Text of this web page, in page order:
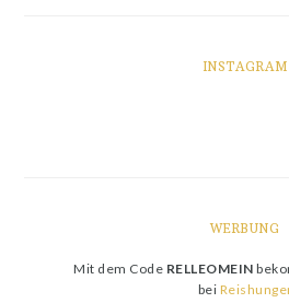
INSTAGRAM
WERBUNG
Mit dem Code RELLEOMEIN
bei